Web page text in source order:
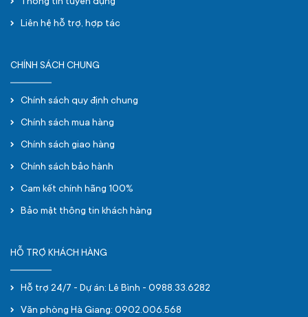
Liên hệ hỗ trợ, hợp tác
CHÍNH SÁCH CHUNG
Chính sách quy định chung
Chính sách mua hàng
Chính sách giao hàng
Chính sách bảo hành
Cam kết chính hãng 100%
Bảo mật thông tin khách hàng
HỖ TRỢ KHÁCH HÀNG
Hỗ trợ 24/7 - Dự án: Lê Bình - 0988.33.6282
Văn phòng Hà Giang: 0902.006.568